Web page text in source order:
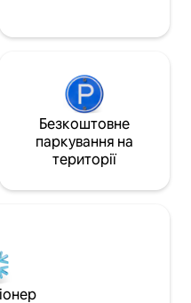
їзди
Безкоштовне
паркування на
території